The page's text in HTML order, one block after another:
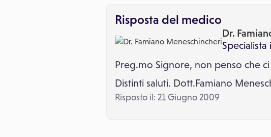
Risposta del medico
Dr.
Specialista
Preg.mo Signore, non penso che
Distinti saluti. Dott.Famiano
Risposto il: 21 Giugno 2009